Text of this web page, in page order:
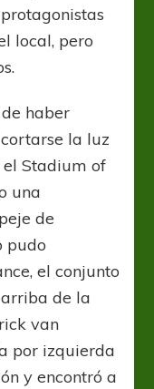
local, pero
haber
la luz
el Stadium of
una
de
pudo
el conjunto
de la
van
por izquierda
y encontró a